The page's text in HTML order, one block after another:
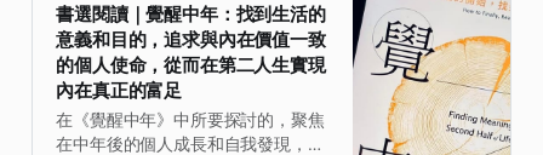
書選閱讀｜覺醒中年：找到生活的
意義和目的，追求與內在價值一致
的個人使命，從而在第二人生實現
內在真正的富足
在《覺醒中年》中所要探討的，聚焦
在中年後的個人成長和自我發現，找